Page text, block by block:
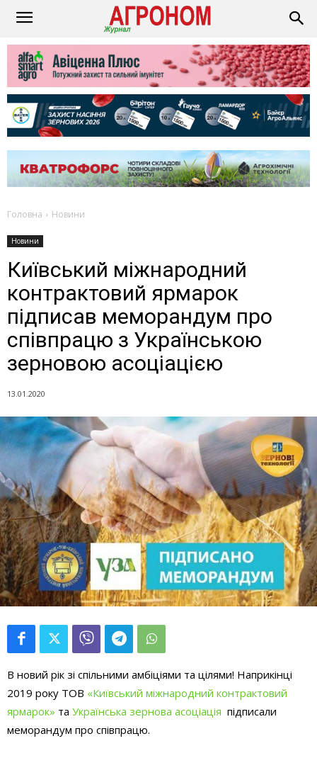
Головна Новини
Новини
Київський міжнародний
контрактовий ярмарок
підписав меморандум про
співпрацю з Українською
зерновою асоціацією
13.01.2020
В новий рік зі спільними амбіціями та цілями! Наприкінці
2019 року ТОВ «Київський міжнародний контрактовий
ярмарок» та Українська зернова асоціація підписали
меморандум про співпрацю.